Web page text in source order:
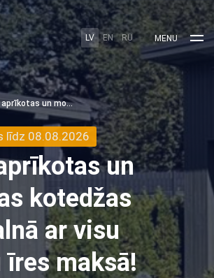
LV EN RU MENU
Pilnībā aprīkotas un modernas kotedžas Grīziņkalnā ar visu iekļautu īres maksā!
līdz 08.08.2026
un
kotedžas
ar visu
maksā!